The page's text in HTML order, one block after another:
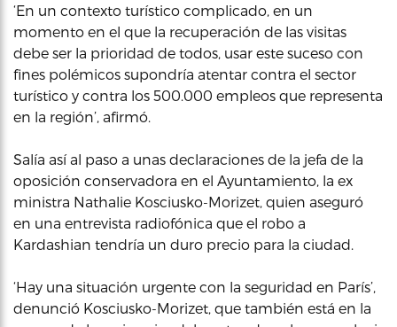
‘En un contexto turístico complicado, en un
momento en el que la recuperación de las visitas
debe ser la prioridad de todos, usar este suceso con
fines polémicos supondría atentar contra el sector
turístico y contra los 500.000 empleos que representa
en la región’, afirmó.
Salía así al paso a unas declaraciones de la jefa de la
oposición conservadora en el Ayuntamiento, la ex
ministra Nathalie Kosciusko-Morizet, quien aseguró
en una entrevista radiofónica que el robo a
Kardashian tendría un duro precio para la ciudad.
‘Hay una situación urgente con la seguridad en París’,
denunció Kosciusko-Morizet, que también está en la